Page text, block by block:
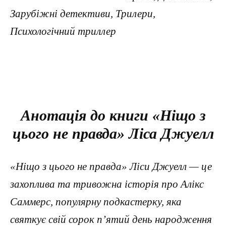
Зарубіжні детективи, Трилери,
Психологічний триллер
Анотація до книги «Ніщо з
цього не правда» Ліса Джуелл
«Ніщо з цього не правда» Ліси Джуелл — це
захоплива та тривожна історія про Алікс
Саммерс, популярну подкастерку, яка
святкує свій сорок п’ятий день народження